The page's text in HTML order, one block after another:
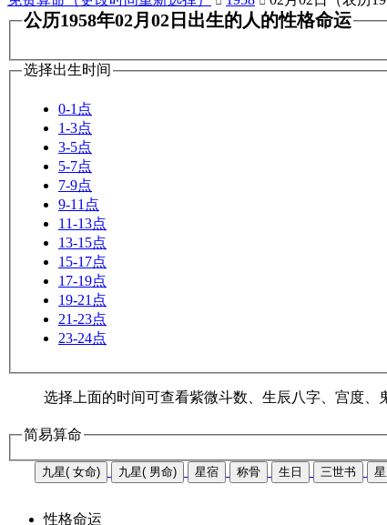
公历1958年02月02日出生的人的性格命运
选择出生时间
0-1点
1-3点
3-5点
5-7点
7-9点
9-11点
11-13点
13-15点
15-17点
17-19点
19-21点
21-23点
23-24点
选择上面的时间可查看紫微斗数、生辰八字、宫度、
简易算命
九星( 女命) 九星( 男命) 星宿 称骨 生日 三世书
性格命运